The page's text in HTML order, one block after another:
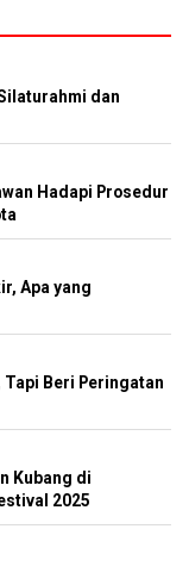
dan
Hadapi Prosedur
Apa yang
Tapi Beri Peringatan
Kubang di
2025